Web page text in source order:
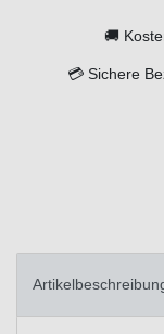
🚚
💳 Sichere